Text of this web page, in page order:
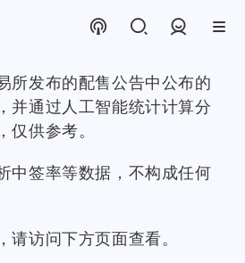
所发布的配售公告中公布的
并通过人工智能统计计算分
仅供参考。
中签率等数据，不构成任何
请访问下方页面查看。